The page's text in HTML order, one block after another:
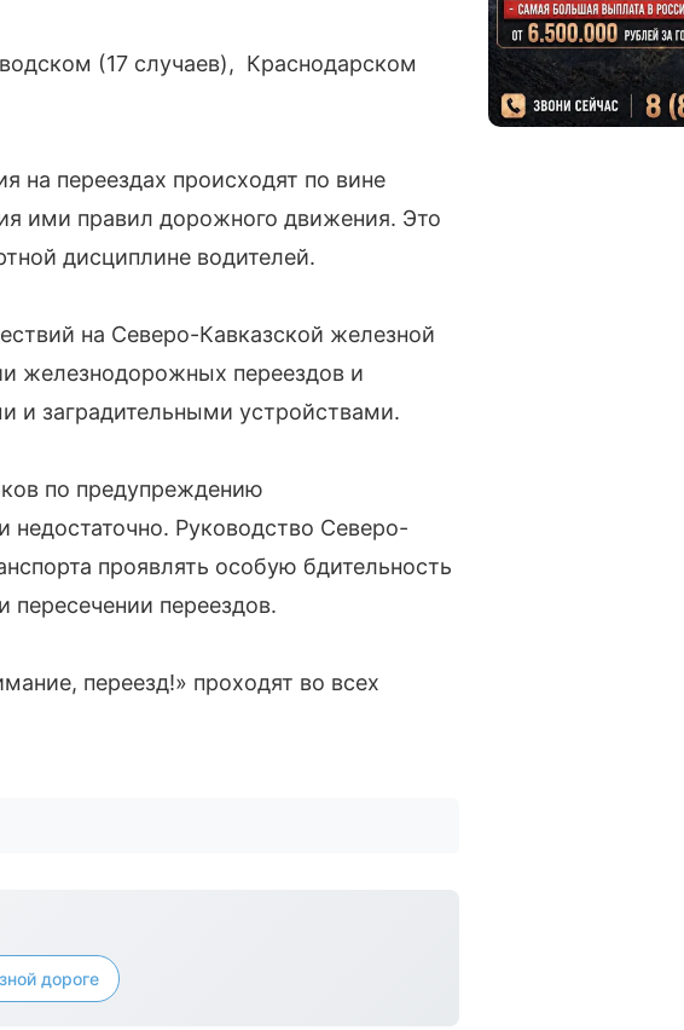
(17 случаев), Краснодарском
на переездах происходят по вине
ими правил дорожного движения. Это
дисциплине водителей.
на Северо-Кавказской железной
железнодорожных переездов и
и заградительными устройствами.
по предупреждению
недостаточно. Руководство Северо-
проявлять особую бдительность
переездов.
переезд!» проходят во всех
дороге